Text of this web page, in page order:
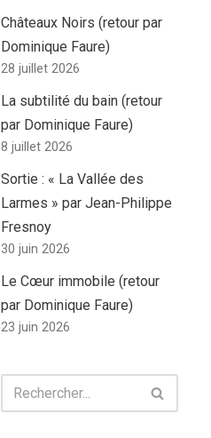
Châteaux Noirs (retour par
Dominique Faure)
28 juillet 2026
La subtilité du bain (retour
par Dominique Faure)
8 juillet 2026
Sortie : « La Vallée des
Larmes » par Jean-Philippe
Fresnoy
30 juin 2026
Le Cœur immobile (retour
par Dominique Faure)
23 juin 2026